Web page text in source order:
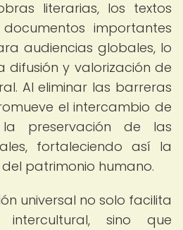
literarias, los textos
importantes
audiencias globales, lo
difusión y valorización de
Al eliminar las barreras
el intercambio de
preservación de las
fortaleciendo así la
patrimonio humano.
universal no solo facilita
intercultural, sino que